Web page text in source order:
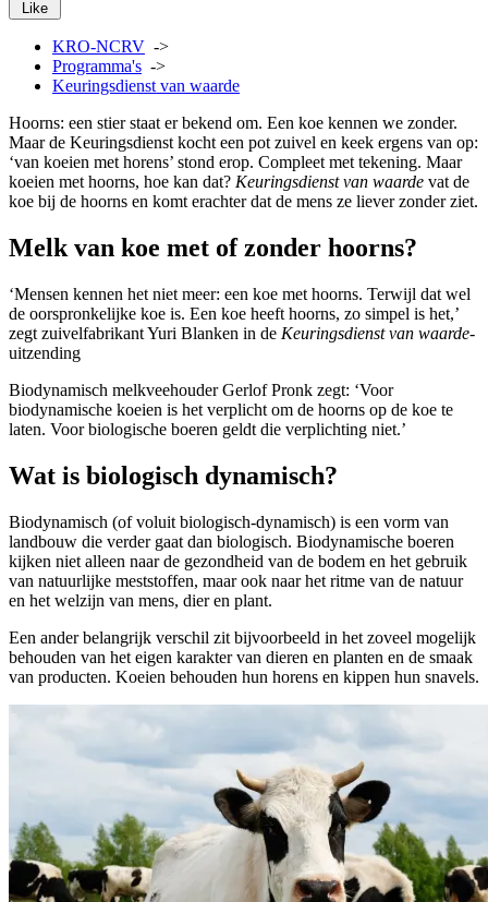
Like
KRO-NCRV ->
Programma's ->
Keuringsdienst van waarde
Hoorns: een stier staat er bekend om. Een koe kennen we zonder.
Maar de Keuringsdienst kocht een pot zuivel en keek ergens van op:
‘van koeien met horens’ stond erop. Compleet met tekening. Maar
koeien met hoorns, hoe kan dat? Keuringsdienst van waarde vat de
koe bij de hoorns en komt erachter dat de mens ze liever zonder ziet.
Melk van koe met of zonder hoorns?
‘Mensen kennen het niet meer: een koe met hoorns. Terwijl dat wel
de oorspronkelijke koe is. Een koe heeft hoorns, zo simpel is het,’
zegt zuivelfabrikant Yuri Blanken in de Keuringsdienst van waarde-
uitzending
Biodynamisch melkveehouder Gerlof Pronk zegt: ‘Voor
biodynamische koeien is het verplicht om de hoorns op de koe te
laten. Voor biologische boeren geldt die verplichting niet.’
Wat is biologisch dynamisch?
Biodynamisch (of voluit biologisch-dynamisch) is een vorm van
landbouw die verder gaat dan biologisch. Biodynamische boeren
kijken niet alleen naar de gezondheid van de bodem en het gebruik
van natuurlijke meststoffen, maar ook naar het ritme van de natuur
en het welzijn van mens, dier en plant.
Een ander belangrijk verschil zit bijvoorbeeld in het zoveel mogelijk
behouden van het eigen karakter van dieren en planten en de smaak
van producten. Koeien behouden hun horens en kippen hun snavels.